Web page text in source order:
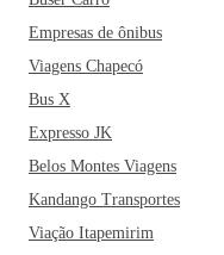
Empresas de ônibus
Viagens Chapecó
Bus X
Expresso JK
Belos Montes Viagens
Kandango Transportes
Viação Itapemirim